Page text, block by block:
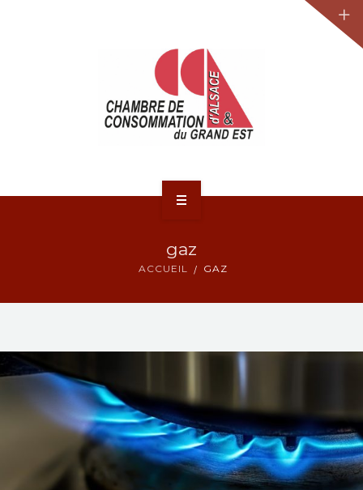
NOS ACTIONS
CONTACT
gaz
ACCUEIL GAZ